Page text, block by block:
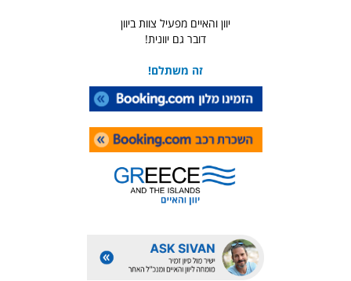
יוון והאיים מפעיל צוות ביוון
דובר גם יוונית!
זה משתלם!